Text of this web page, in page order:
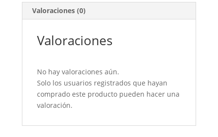
Valoraciones (0)
Valoraciones
No hay valoraciones aún.
Solo los usuarios registrados que hayan
comprado este producto pueden hacer una
valoración.